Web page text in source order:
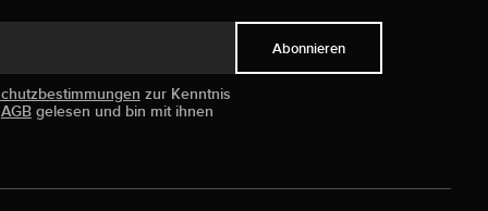
zur Kenntnis
AGBgelesen und bin mit ihnen
Abonnieren